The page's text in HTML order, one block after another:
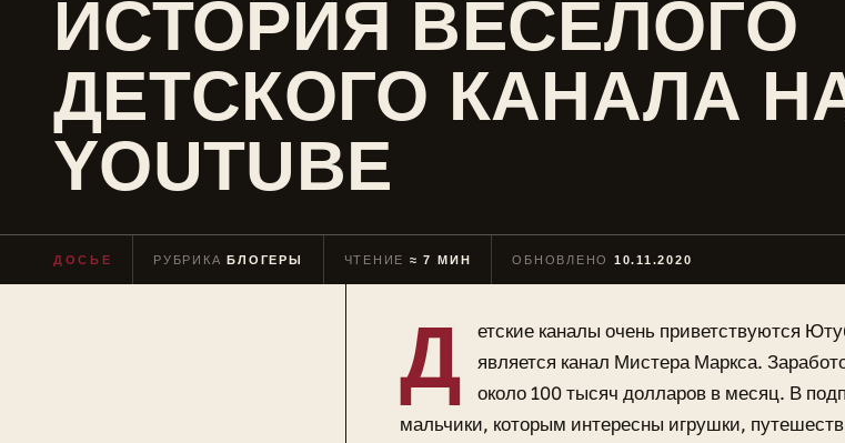
ИСТОРИЯ ВЕСЕЛОГО
ДЕТСКОГО КАНАЛА
YOUTUBE
ДОСЬЕ РУБРИКАБЛОГЕРЫ ЧТЕНИЕ ≈ 7 МИН ОБНОВЛЕНО 10.11.2020
Д
етские каналы очень приветствуются
является канал Мистера Маркса.
около 100 тысяч долларов в месяц. В
мальчики, которым интересны игрушки,